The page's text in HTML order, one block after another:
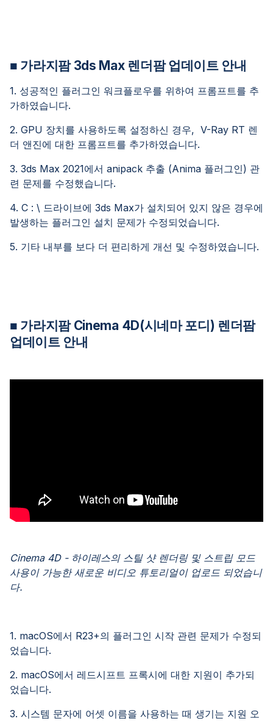
■ 가라지팜 3ds Max 렌더팜 업데이트 안내
1. 성공적인 플러그인 워크플로우를 위하여 프롬프트를 추
가하였습니다.
2. GPU 장치를 사용하도록 설정하신 경우, V-Ray RT 렌
더 앤진에 대한 프롬프트를 추가하였습니다.
3. 3ds Max 2021에서 anipack 추출 (Anima 플러그인) 관
련 문제를 수정했습니다.
4. C : \ 드라이브에 3ds Max가 설치되어 있지 않은 경우에
발생하는 플러그인 설치 문제가 수정되었습니다.
5. 기타 내부를 보다 더 편리하게 개선 및 수정하였습니다.
■ 가라지팜 Cinema 4D(시네마 포디) 렌더팜
업데이트 안내
Cinema 4D - 하이레스의 스틸 샷 렌더링 및 스트립 모드
사용이 가능한 새로운 비디오 튜토리얼이 업로드 되었습니
다.
1. macOS에서 R23+의 플러그인 시작 관련 문제가 수정되
었습니다.
2. macOS에서 레드시프트 프록시에 대한 지원이 추가되
었습니다.
3. 시스템 문자에 어셋 이름을 사용하는 때 생기는 지원 오